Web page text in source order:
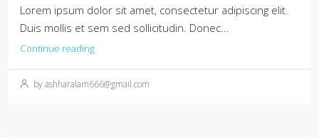
Lorem ipsum dolor sit amet, consectetur adipiscing elit.
Duis mollis et sem sed sollicitudin. Donec...
Continue reading
by ashharalam666@gmail.com